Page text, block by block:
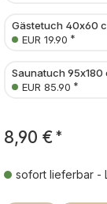
Gästetuch 40x60
EUR 19.90 *
Saunatuch 95x180
EUR 85.90 *
8,90 € *
sofort lieferbar -